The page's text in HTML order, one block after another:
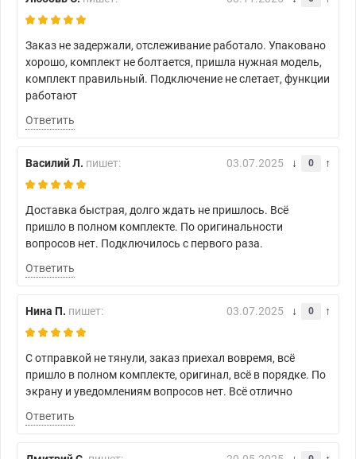
Заказ не задержали, отслеживание работало. Упаковано
хорошо, комплект не болтается, пришла нужная модель,
комплект правильный. Подключение не слетает, функции
работают
Ответить
Василий Л. пишет: 03.07.2025 0
Доставка быстрая, долго ждать не пришлось. Всё
пришло в полном комплекте. По оригинальности
вопросов нет. Подключилось с первого раза.
Ответить
Нина П. пишет: 03.07.2025 0
С отправкой не тянули, заказ приехал вовремя, всё
пришло в полном комплекте, оригинал, всё в порядке. По
экрану и уведомлениям вопросов нет. Всё отлично
Ответить